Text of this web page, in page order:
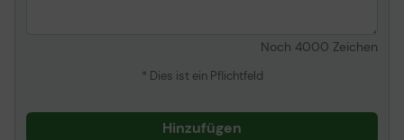
Noch 4000 Zeichen
* Dies ist ein Pflichtfeld
Hinzufügen